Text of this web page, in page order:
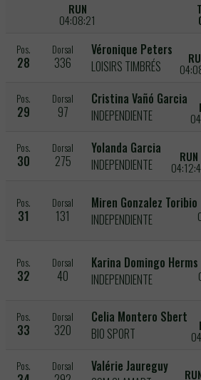
RUN
04:08:21
Pos.
28
Dorsal
336
Véronique Peters
LOISIRS TIMBRÉS
Pos.
29
Dorsal
97
Cristina Vañó Garcia
INDEPENDIENTE
Pos.
30
Dorsal
275
Yolanda Garcia
INDEPENDIENTE
RUN
Pos.
31
Dorsal
131
Miren Gonzalez Toribio
INDEPENDIENTE
Pos.
32
Dorsal
40
Karina Domingo Herms
INDEPENDIENTE
Pos.
33
Dorsal
320
Celia Montero Sbert
BIO SPORT
Pos. Dorsal
Valérie Jaureguy